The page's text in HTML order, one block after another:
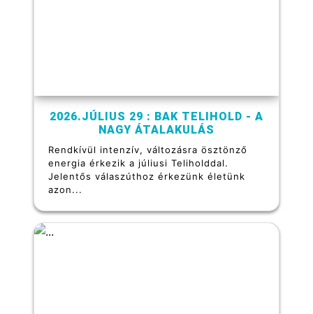
2026.JÚLIUS 29 : BAK TELIHOLD - A
NAGY ÁTALAKULÁS
Rendkívül intenzív, változásra ösztönző
energia érkezik a júliusi Teliholddal.
Jelentős válaszúthoz érkezünk életünk
azon...